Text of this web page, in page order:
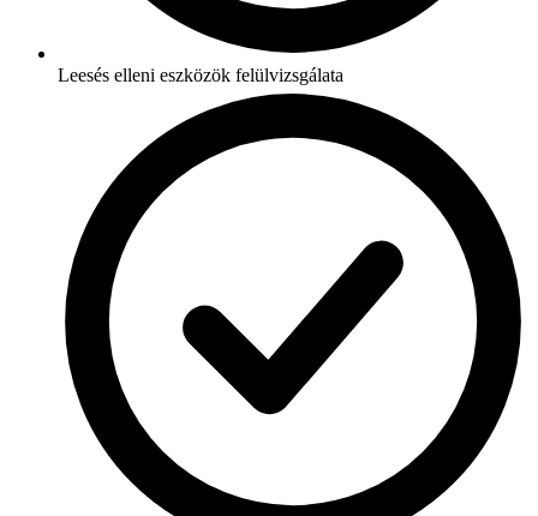
Leesés elleni eszközök felülvizsgálata